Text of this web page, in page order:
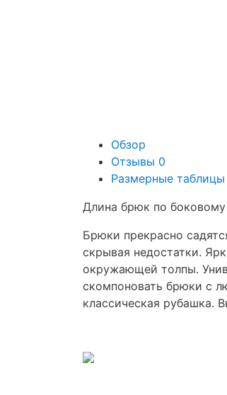
Обзор
Отзывы 0
Размерные таблицы
Длина брюк по
Брюки прекрасно
скрывая недостатки.
окружающей толпы.
скомпоновать брюки с
классическая рубашка.